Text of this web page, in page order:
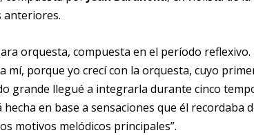
anteriores.
orquesta, compuesta en el período
mí, porque yo crecí con la orquesta, cuyo
grande llegué a integrarla durante cinco
en base a sensaciones que él recordaba
motivos melódicos principales”.